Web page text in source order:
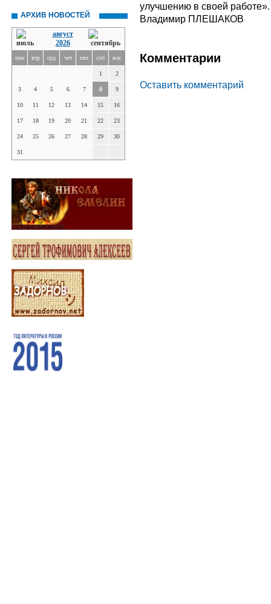
АРХИВ НОВОСТЕЙ
август
2026
пон втр срд чет пят суб вск
1 2
3 4 5 6 7 8 9
10 11 12 13 14 15 16
17 18 19 20 21 22 23
24 25 26 27 28 29 30
31
улучшению в своей работе».
Владимир ПЛЕШАКОВ
Комментарии
Оставить комментарий